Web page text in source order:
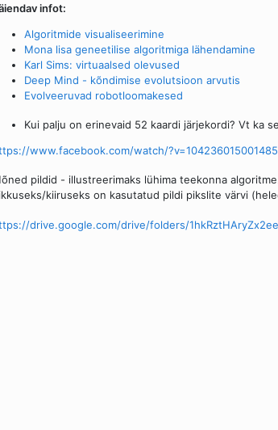
infot:
Algoritmide visualiseerimine
Mona lisa geneetilise algoritmiga lähendamine
Karl Sims: virtuaalsed olevused
Deep Mind - kõndimise evolutsioon arvutis
Evolveeruvad robotloomakesed
Kui palju on erinevaid 52 kaardi järjekordi? Vt ka
www.facebook.com/watch/
pildid - illustreerimaks lühima teekonna
kiiruseks on kasutatud pildi pikslite värvi
drive.google.com/drive/folders/